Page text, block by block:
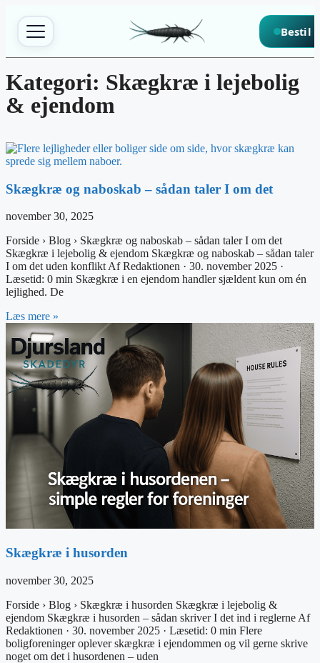
Bestil
Kategori: Skægkræ i lejebolig
& ejendom
Skægkræ og naboskab – sådan taler I om det
november 30, 2025
Forside › Blog › Skægkræ og naboskab – sådan taler I om det
Skægkræ i lejebolig & ejendom Skægkræ og naboskab – sådan taler
I om det uden konflikt Af Redaktionen · 30. november 2025 ·
Læsetid: 0 min Skægkræ i en ejendom handler sjældent kun om én
lejlighed. De
Læs mere »
Skægkræ i husorden
november 30, 2025
Forside › Blog › Skægkræ i husorden Skægkræ i lejebolig &
ejendom Skægkræ i husorden – sådan skriver I det ind i reglerne Af
Redaktionen · 30. november 2025 · Læsetid: 0 min Flere
boligforeninger oplever skægkræ i ejendommen og vil gerne skrive
noget om det i husordenen – uden